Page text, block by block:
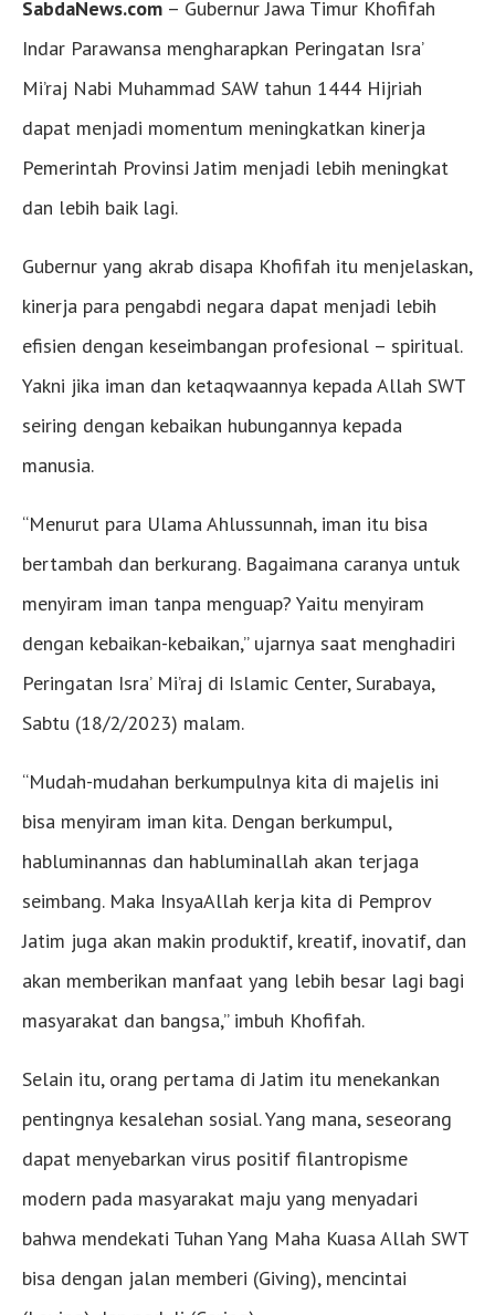
SabdaNews.com – Gubernur Jawa Timur Khofifah
Indar Parawansa mengharapkan Peringatan Isra’
Mi’raj Nabi Muhammad SAW tahun 1444 Hijriah
dapat menjadi momentum meningkatkan kinerja
Pemerintah Provinsi Jatim menjadi lebih meningkat
dan lebih baik lagi.
Gubernur yang akrab disapa Khofifah itu menjelaskan,
kinerja para pengabdi negara dapat menjadi lebih
efisien dengan keseimbangan profesional – spiritual.
Yakni jika iman dan ketaqwaannya kepada Allah SWT
seiring dengan kebaikan hubungannya kepada
manusia.
“Menurut para Ulama Ahlussunnah, iman itu bisa
bertambah dan berkurang. Bagaimana caranya untuk
menyiram iman tanpa menguap? Yaitu menyiram
dengan kebaikan-kebaikan,” ujarnya saat menghadiri
Peringatan Isra’ Mi’raj di Islamic Center, Surabaya,
Sabtu (18/2/2023) malam.
“Mudah-mudahan berkumpulnya kita di majelis ini
bisa menyiram iman kita. Dengan berkumpul,
habluminannas dan habluminallah akan terjaga
seimbang. Maka InsyaAllah kerja kita di Pemprov
Jatim juga akan makin produktif, kreatif, inovatif, dan
akan memberikan manfaat yang lebih besar lagi bagi
masyarakat dan bangsa,” imbuh Khofifah.
Selain itu, orang pertama di Jatim itu menekankan
pentingnya kesalehan sosial. Yang mana, seseorang
dapat menyebarkan virus positif filantropisme
modern pada masyarakat maju yang menyadari
bahwa mendekati Tuhan Yang Maha Kuasa Allah SWT
bisa dengan jalan memberi (Giving), mencintai